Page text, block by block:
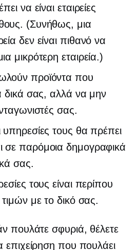
να είναι εταιρείες
(Συνήθως, μια
δεν είναι πιθανό να
μικρότερη εταιρεία.)
προϊόντα που
δικά σας, αλλά να μην
σας.
υπηρεσίες τους θα πρέπει
σε παρόμοια δημογραφικά
σας.
τους είναι περίπου
τιμών με το δικό σας.
πουλάτε σφυριά, θέλετε
επιχείρηση που πουλάει